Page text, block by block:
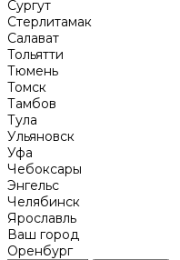
Сургут
Стерлитамак
Салават
Тольятти
Тюмень
Томск
Тамбов
Тула
Ульяновск
Уфа
Чебоксары
Энгельс
Челябинск
Ярославль
Ваш город
Оренбург